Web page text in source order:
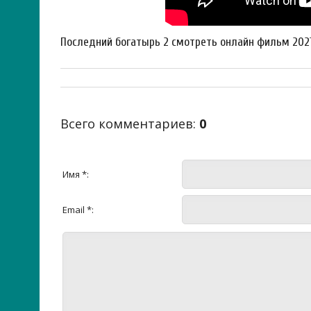
Последний богатырь 2 смотреть онлайн фильм
Всего комментариев: 0
Имя *:
Email *: